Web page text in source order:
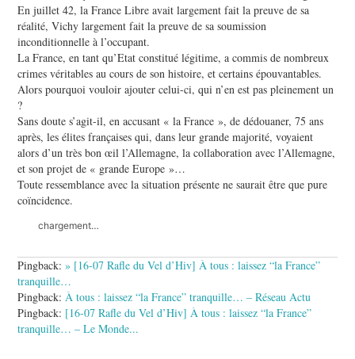
En juillet 42, la France Libre avait largement fait la preuve de sa
réalité, Vichy largement fait la preuve de sa soumission
inconditionnelle à l’occupant.
La France, en tant qu’Etat constitué légitime, a commis de nombreux
crimes véritables au cours de son histoire, et certains épouvantables.
Alors pourquoi vouloir ajouter celui-ci, qui n’en est pas pleinement un
?
Sans doute s’agit-il, en accusant « la France », de dédouaner, 75 ans
après, les élites françaises qui, dans leur grande majorité, voyaient
alors d’un très bon œil l’Allemagne, la collaboration avec l’Allemagne,
et son projet de « grande Europe »…
Toute ressemblance avec la situation présente ne saurait être que pure
coïncidence.
chargement…
Pingback:» [16-07 Rafle du Vel d’Hiv] À tous : laissez “la France”
tranquille…
Pingback: À tous : laissez “la France” tranquille… – Réseau Actu
Pingback: [16-07 Rafle du Vel d’Hiv] À tous : laissez “la France”
tranquille… – Le Monde...